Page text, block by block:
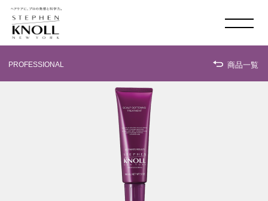
MADISON AVE. & 58 TH
ONLINE SHOP
PROFESSIONAL 商品一覧